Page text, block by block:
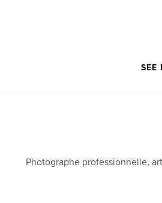
SEE
Photographe professionnelle,